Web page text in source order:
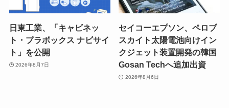
日東工業、「キャビネッ
ト・プラボックス ナビサイ
ト」を公開
2026年8月7日
セイコーエプソン、ペロブ
スカイト太陽電池向けイン
クジェット装置開発の韓国
Gosan Techへ追加出資
2026年8月6日